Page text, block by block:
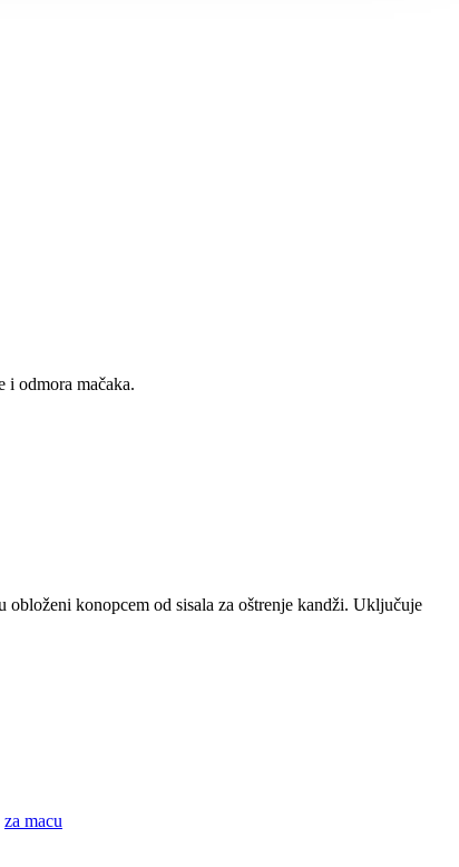
i odmora mačaka.
obloženi konopcem od sisala za oštrenje kandži. Uključuje
za macu